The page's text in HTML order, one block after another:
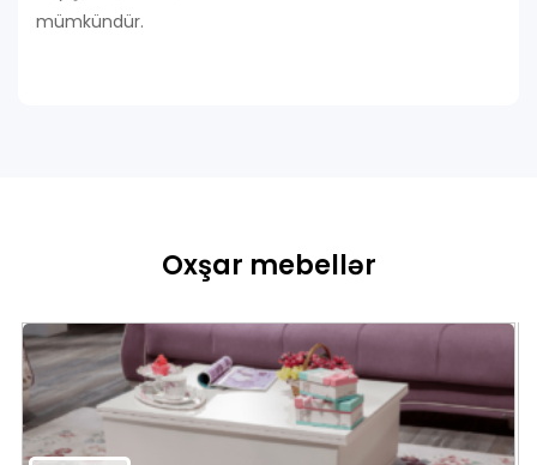
mümkündür.
Oxşar mebellər